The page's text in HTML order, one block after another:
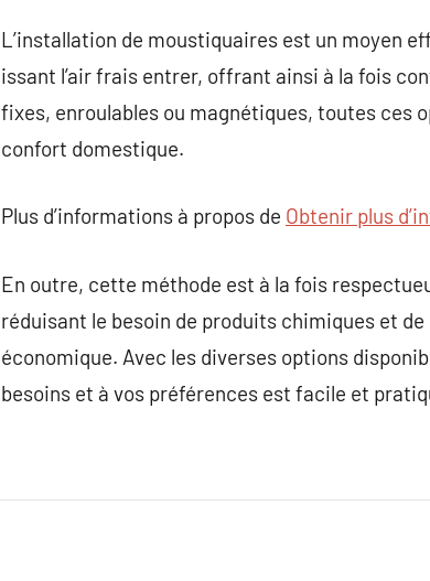
L’installation de moustiquaires est un moyen
issant l’air frais entrer, offrant ainsi à la fois
fixes, enroulables ou magnétiques, toutes ces
confort domestique.
Plus d’informations à propos de Obtenir plus
En outre, cette méthode est à la fois
réduisant le besoin de produits chimiques et
économique. Avec les diverses options
besoins et à vos préférences est facile et